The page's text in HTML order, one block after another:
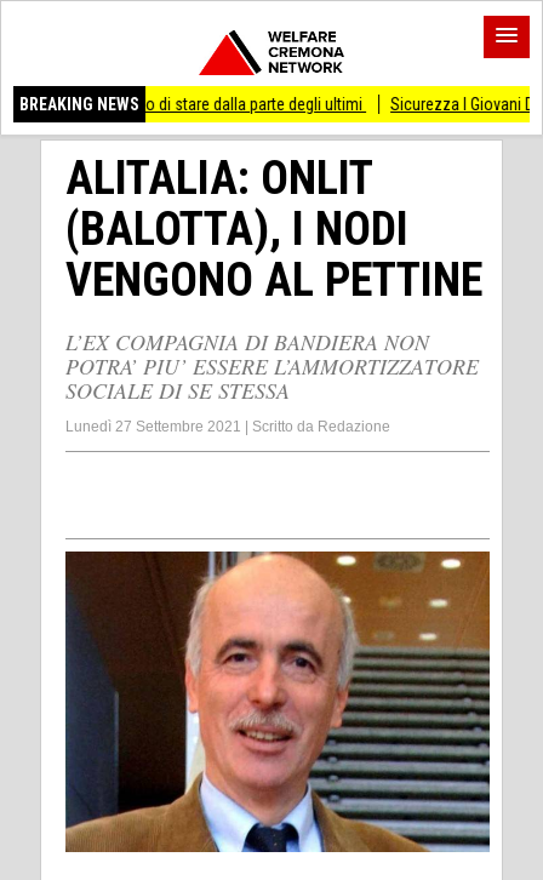
BREAKING NEWS
di stare dalla parte degli ultimi Sicurezza I Giovani Democratici
ALITALIA: ONLIT
(BALOTTA), I NODI
VENGONO AL PETTINE
L’EX COMPAGNIA DI BANDIERA NON
POTRA’ PIU’ ESSERE L’AMMORTIZZATORE
SOCIALE DI SE STESSA
Lunedì 27 Settembre 2021 Scritto da Redazione